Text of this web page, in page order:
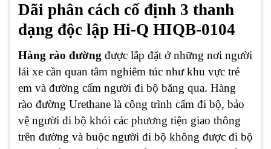
Dãi phân cách cố định 3 thanh
dạng độc lập Hi-Q HIQB-0104
Hàng rào đường được lắp đặt ở những nơi người
lái xe cần quan tâm nghiêm túc như khu vực trẻ
em và đường cấm người đi bộ băng qua. Hàng
rào đường Urethane là công trình cấm đi bộ, bảo
vệ người đi bộ khỏi các phương tiện giao thông
trên đường và buộc người đi bộ không được đi bộ